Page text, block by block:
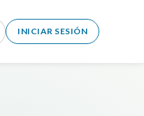
INICIAR SESIÓN